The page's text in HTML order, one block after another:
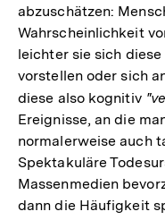
abzuschätzen:
Wahrscheinlichkeit
leichter sie sich
vorstellen oder sich
diese also kognitiv
Ereignisse, an die
normalerweise auch
Spektakuläre
Massenmedien
dann die Häufigkeit